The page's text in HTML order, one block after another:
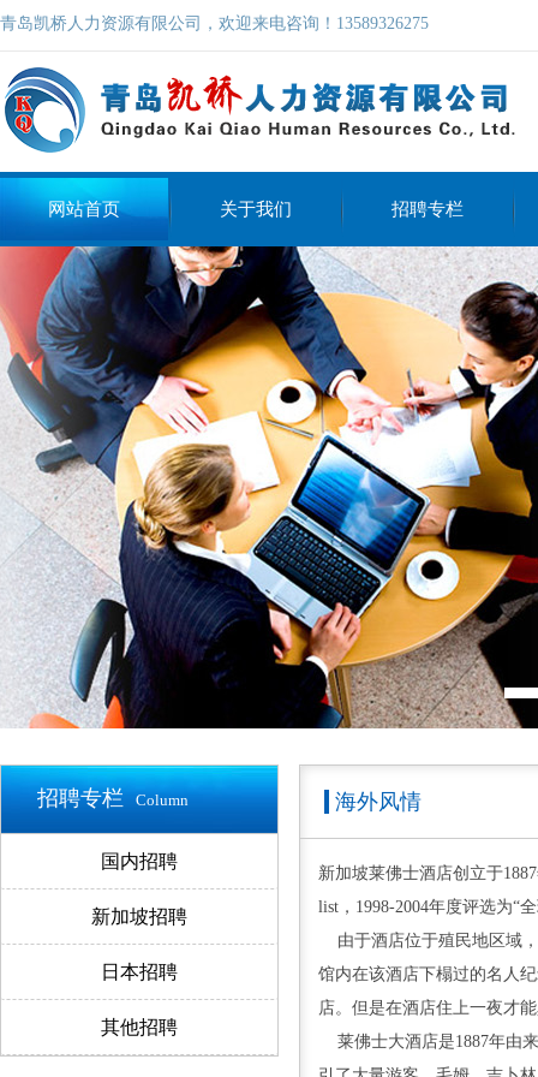
青岛凯桥人力资源有限公司，欢迎来电咨询！13589326275
网站首页 关于我们 招聘专栏
招聘专栏 Column
国内招聘
新加坡招聘
日本招聘
其他招聘
海外风情
新加坡莱佛士酒店创立于
list，1998-2004年度评选为“
由于酒店位于殖民地区域
馆内在该酒店下榻过的名人
店。但是在酒店住上一夜才
莱佛士大酒店是1887年由